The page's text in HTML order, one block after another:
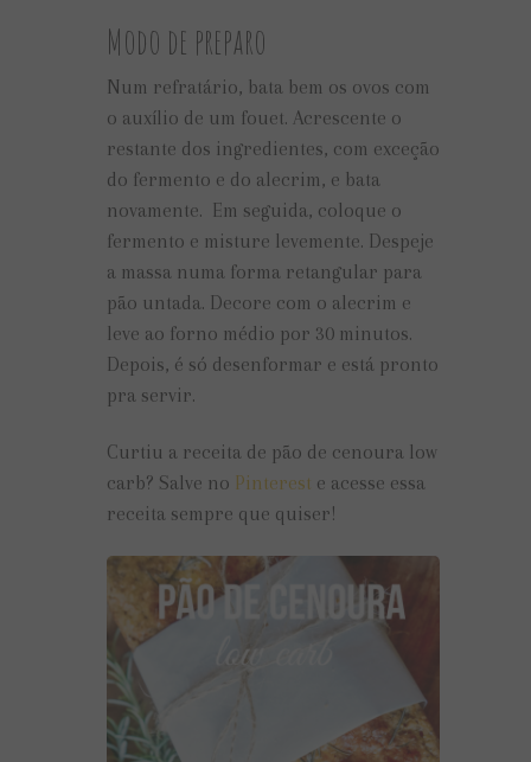
Modo de preparo
Num refratário, bata bem os ovos com
o auxílio de um fouet. Acrescente o
restante dos ingredientes, com exceção
do fermento e do alecrim, e bata
novamente. Em seguida, coloque o
fermento e misture levemente. Despeje
a massa numa forma retangular para
pão untada. Decore com o alecrim e
leve ao forno médio por 30 minutos.
Depois, é só desenformar e está pronto
pra servir.
Curtiu a receita de pão de cenoura low
carb? Salve no Pinterest e acesse essa
receita sempre que quiser!